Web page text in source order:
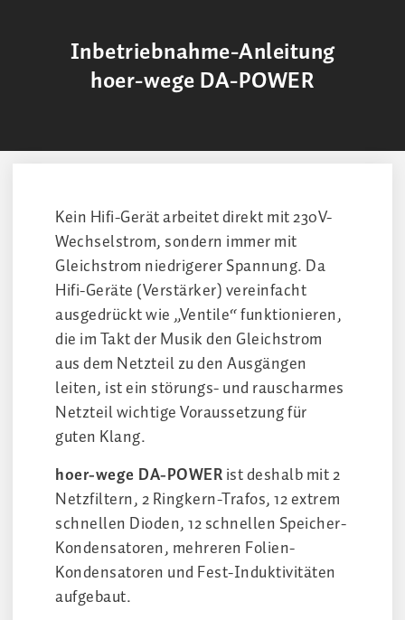
Inbetriebnahme-Anleitung
hoer-wege DA-POWER
Kein Hifi-Gerät arbeitet direkt mit 230V-
Wechselstrom, sondern immer mit
Gleichstrom niedrigerer Spannung. Da
Hifi-Geräte (Verstärker) vereinfacht
ausgedrückt wie „Ventile“ funktionieren,
die im Takt der Musik den Gleichstrom
aus dem Netzteil zu den Ausgängen
leiten, ist ein störungs- und rauscharmes
Netzteil wichtige Voraussetzung für
guten Klang.
hoer-wege DA-POWERist deshalb mit 2
Netzfiltern, 2 Ringkern-Trafos, 12 extrem
schnellen Dioden, 12 schnellen Speicher-
Kondensatoren, mehreren Folien-
Kondensatoren und Fest-Induktivitäten
aufgebaut.